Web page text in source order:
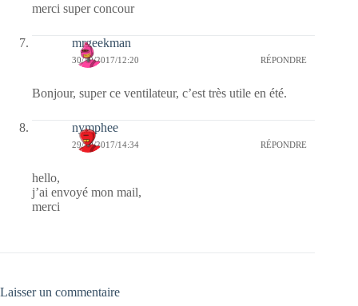
merci super concour
mrgeekman
30/10/2017/12:20 RÉPONDRE
Bonjour, super ce ventilateur, c’est très utile en été.
nymphee
29/10/2017/14:34 RÉPONDRE
hello,
j’ai envoyé mon mail,
merci
Laisser un commentaire